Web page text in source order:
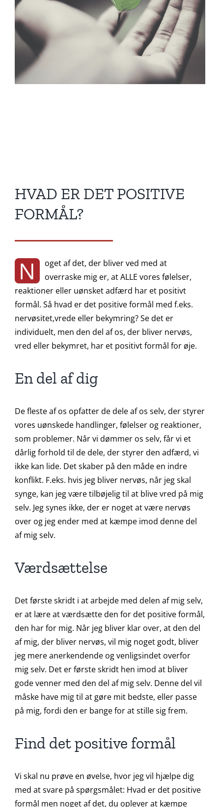
HVAD ER DET POSITIVE
FORMÅL?
N
oget af det, der bliver ved med at
overraske mig er, at ALLE vores følelser,
reaktioner eller uønsket adfærd har et positivt
formål. Så hvad er det positive formål med f.eks.
nervøsitet,vrede eller bekymring? Se det er
individuelt, men den del af os, der bliver nervøs,
vred eller bekymret, har et positivt formål for øje.
En del af dig
De fleste af os opfatter de dele af os selv, der styrer
vores uønskede handlinger, følelser og reaktioner,
som problemer. Når vi dømmer os selv, får vi et
dårlig forhold til de dele, der styrer den adfærd, vi
ikke kan lide. Det skaber på den måde en indre
konflikt. F.eks. hvis jeg bliver nervøs, når jeg skal
synge, kan jeg være tilbøjelig til at blive vred på mig
selv. Jeg synes ikke, der er noget at være nervøs
over og jeg ender med at kæmpe imod denne del
af mig selv.
Værdsættelse
Det første skridt i at arbejde med delen af mig selv,
er at lære at værdsætte den for det positive formål,
den har for mig. Når jeg bliver klar over, at den del
af mig, der bliver nervøs, vil mig noget godt, bliver
jeg mere anerkendende og venligsindet overfor
mig selv. Det er første skridt hen imod at bliver
gode venner med den del af mig selv. Denne del vil
måske have mig til at gøre mit bedste, eller passe
på mig, fordi den er bange for at stille sig frem.
Find det positive formål
Vi skal nu prøve en øvelse, hvor jeg vil hjælpe dig
med at svare på spørgsmålet: Hvad er det positive
formål men noget af det, du oplever at kæmpe